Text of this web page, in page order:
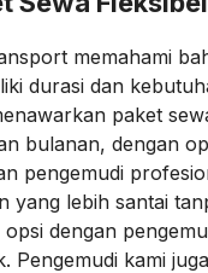
memahami
durasi dan
paket
bulanan, dengan
pengemudi
yang lebih santai
dengan
Pengemudi kami